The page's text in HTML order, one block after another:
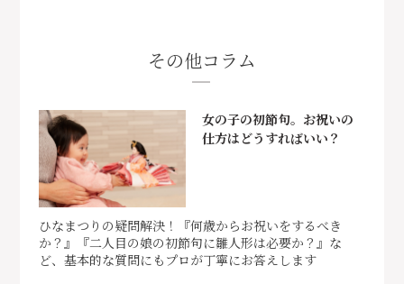
その他コラム
女の子の初節句。お祝いの
仕方はどうすればいい？
ひなまつりの疑問解決！『何歳からお祝いをするべき
か？』『二人目の娘の初節句に雛人形は必要か？』な
ど、基本的な質問にもプロが丁寧にお答えします